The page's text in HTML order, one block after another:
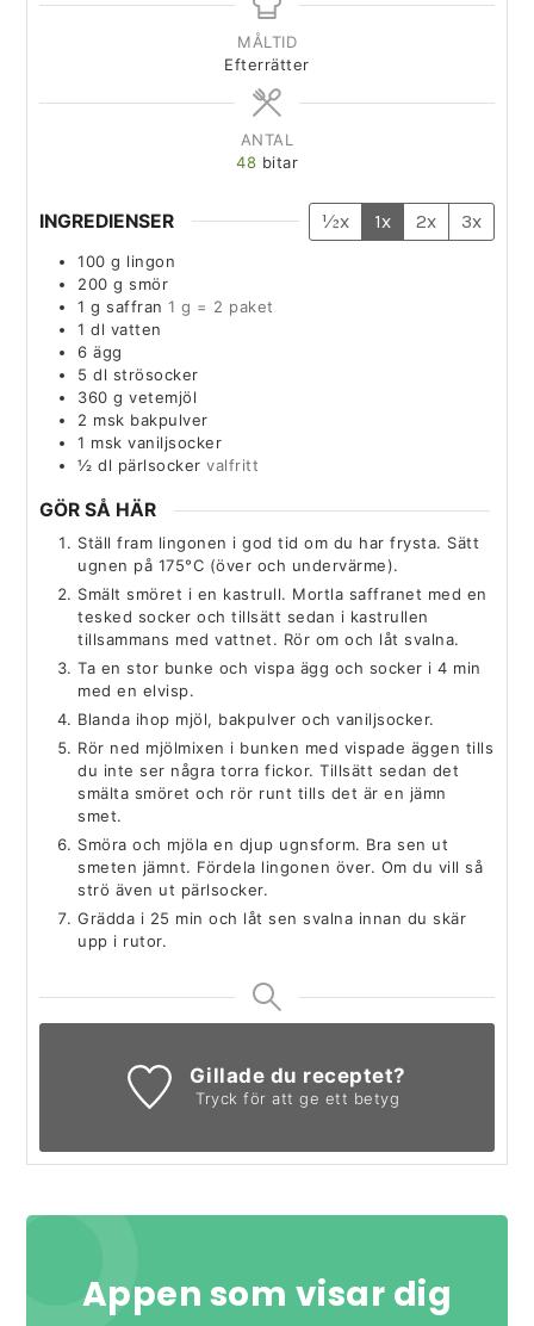
MÅLTID
Efterrätter
ANTAL
48 bitar
INGREDIENSER ½x 1x 2x 3x
100 g lingon
200 g smör
1 g saffran 1 g = 2 paket
1 dl vatten
6 ägg
5 dl strösocker
360 g vetemjöl
2 msk bakpulver
1 msk vaniljsocker
½ dl pärlsocker valfritt
GÖR SÅ HÄR
Ställ fram lingonen i god tid om du har frysta. Sätt
ugnen på 175°C (över och undervärme).
Smält smöret i en kastrull. Mortla saffranet med en
tesked socker och tillsätt sedan i kastrullen
tillsammans med vattnet. Rör om och låt svalna.
Ta en stor bunke och vispa ägg och socker i 4 min
med en elvisp.
Blanda ihop mjöl, bakpulver och vaniljsocker.
Rör ned mjölmixen i bunken med vispade äggen tills
du inte ser några torra fickor. Tillsätt sedan det
smälta smöret och rör runt tills det är en jämn
smet.
Smöra och mjöla en djup ugnsform. Bra sen ut
smeten jämnt. Fördela lingonen över. Om du vill så
strö även ut pärlsocker.
Grädda i 25 min och låt sen svalna innan du skär
upp i rutor.
Gillade du receptet?
Tryck för att ge ett betyg
Appen som visar dig